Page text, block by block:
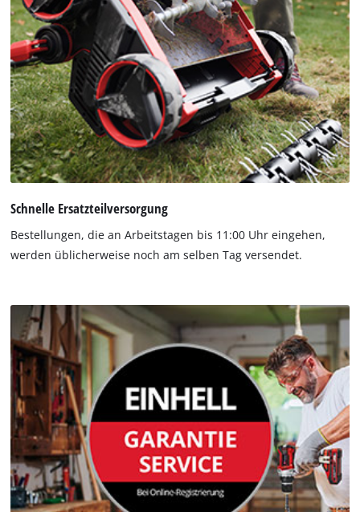
Schnelle Ersatzteilversorgung
Bestellungen, die an Arbeitstagen bis 11:00 Uhr eingehen,
werden üblicherweise noch am selben Tag versendet.